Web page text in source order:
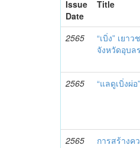
Issue
Date
Title
2565
“เบิ่ง” เย
จังหวัดอุบ
2565
“แลดูเบิ่งผ่
2565
การสร้างค